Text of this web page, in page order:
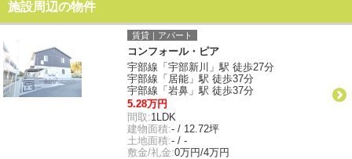
施設周辺の物件
賃貸｜アパート
コンフォール・ピア
宇部線「宇部新川」駅 徒歩27分
宇部線「居能」駅 徒歩37分
宇部線「岩鼻」駅 徒歩37分
5.28万円
間取:1LDK
建物面積:- / 12.72坪
土地面積:- / -
敷金/礼金:0万円/4万円